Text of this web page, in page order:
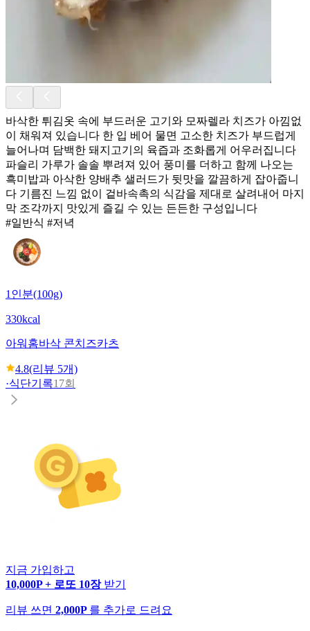
바삭한 튀김옷 속에 부드러운 고기와 모짜렐라 치즈가 아낌없
이 채워져 있습니다 한 입 베어 물면 고소한 치즈가 부드럽게
늘어나며 담백한 돼지고기의 육즙과 조화롭게 어우러집니다
파슬리 가루가 솔솔 뿌려져 있어 풍미를 더하고 함께 나오는
흑미밥과 아삭한 양배추 샐러드가 뒷맛을 깔끔하게 잡아줍니
다 기름진 느낌 없이 겉바속촉의 식감을 제대로 살려내어 마지
막 조각까지 맛있게 즐길 수 있는 든든한 구성입니다
#일반식 #저녁
1인분(100g)
330kcal
아워홈바삭 콘치즈카츠
4.8(리뷰 5개)
·식단기록17회
지금 가입하고
10,000P + 로또 10장 받기
리뷰 쓰면 2,000P 를 추가로 드려요